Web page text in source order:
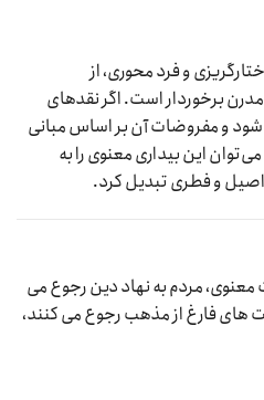
و فرد محوری، از
برخوردار است. اگر نقدهای
شود و مفروضات آن بر اساس مبانی
این بیداری معنوی را به
و فطری تبدیل کرد.
مردم به نهاد دین رجوع می
های فارغ از مذهب رجوع می کنند،